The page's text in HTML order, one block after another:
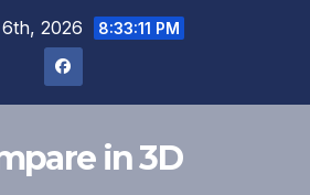
2026 8:33:12 PM
in 3D